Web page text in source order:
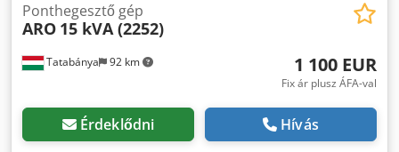
Tatabánya 92 km
Ponthegesztő gép
ARO 15 kVA (2252)
1 100 EUR
Fix ár plusz ÁFA-val
Érdeklődni Hívás